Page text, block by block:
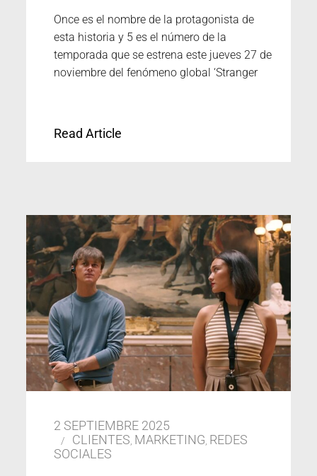
Once es el nombre de la protagonista de
esta historia y 5 es el número de la
temporada que se estrena este jueves 27 de
noviembre del fenómeno global ‘Stranger
Read Article
2 SEPTIEMBRE 2025
CLIENTES MARKETING REDES
SOCIALES